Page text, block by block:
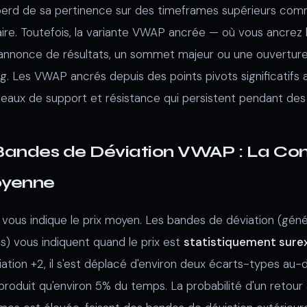
de sa pertinence sur des timeframes supérieurs
Toutefois, la variante VWAP ancrée — où vous
de résultats, un sommet majeur ou une
Les VWAP ancrés depuis des points pivots significatifs
de support et résistance qui persistent pendant des
de Déviation VWAP : La
indique le prix moyen. Les bandes de déviation
vous indiquent quand le prix est statistiquement
+2, il s'est déplacé d'environ deux écarts-types au-
qu'environ 5% du temps. La probabilité d'un retour